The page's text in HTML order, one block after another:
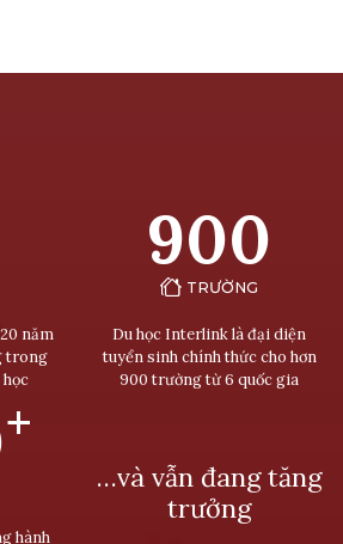
năm
trong
900
TRƯỜNG
Du học Interlink là đại diện
tuyển sinh chính thức cho hơn
900 trường từ 6 quốc gia
+
hành
…và vẫn đang tăng
trưởng